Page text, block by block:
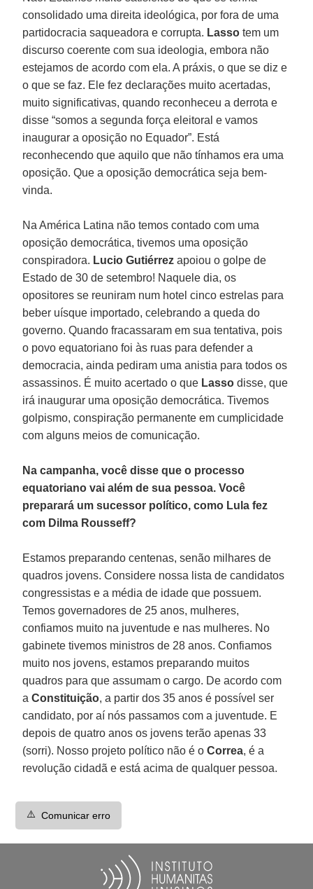
consolidado uma direita ideológica, por fora de uma
partidocracia saqueadora e corrupta. Lassotem um
discurso coerente com sua ideologia, embora não
estejamos de acordo com ela. A práxis, o que se diz e
o que se faz. Ele fez declarações muito acertadas,
muito significativas, quando reconheceu a derrota e
disse “somos a segunda força eleitoral e vamos
inaugurar a oposição no Equador”. Está
reconhecendo que aquilo que não tínhamos era uma
oposição. Que a oposição democrática seja bem-
vinda.
Na América Latina não temos contado com uma
oposição democrática, tivemos uma oposição
conspiradora. Lucio Gutiérrez apoiou o golpe de
Estado de 30 de setembro! Naquele dia, os
opositores se reuniram num hotel cinco estrelas para
beber uísque importado, celebrando a queda do
governo. Quando fracassaram em sua tentativa, pois
o povo equatoriano foi às ruas para defender a
democracia, ainda pediram uma anistia para todos os
assassinos. É muito acertado o que Lassodisse, que
irá inaugurar uma oposição democrática. Tivemos
golpismo, conspiração permanente em cumplicidade
com alguns meios de comunicação.
Na campanha, você disse que o processo
equatoriano vai além de sua pessoa. Você
preparará um sucessor político, como Lula fez
com Dilma Rousseff?
Estamos preparando centenas, senão milhares de
quadros jovens. Considere nossa lista de candidatos
congressistas e a média de idade que possuem.
Temos governadores de 25 anos, mulheres,
confiamos muito na juventude e nas mulheres. No
gabinete tivemos ministros de 28 anos. Confiamos
muito nos jovens, estamos preparando muitos
quadros para que assumam o cargo. De acordo com
aConstituição, a partir dos 35 anos é possível ser
candidato, por aí nós passamos com a juventude. E
depois de quatro anos os jovens terão apenas 33
(sorri). Nosso projeto político não é oCorrea, é a
revolução cidadã e está acima de qualquer pessoa.
⚠️ Comunicar erro